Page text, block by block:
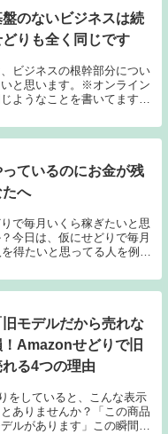
盤のないビジネスは続
りも全く同じです
ビジネスの根幹部分につい
と思います。※オンライン
ようなことを書いてますの
ビジネス」という言葉を聞
自分のやっているせどりと
ているのにお金が残
たへ
で毎月いくら稼ぎたいと思
今日は、仮にせどりで毎月
得たいと思ってる人を例
の前に、なぜ月収20万円を
うと、副業で中古せどりを
旧モデルだから売れな
Amazonせどりで旧
る4つの理由
をしていると、こんな表示
ありませんか？「この商品
ルがあります」この瞬間、